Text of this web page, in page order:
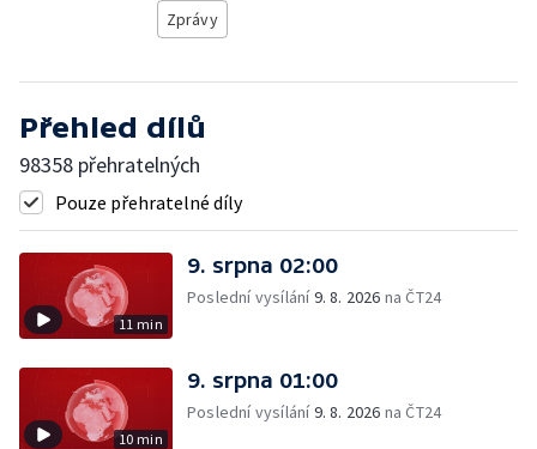
Zprávy
Přehled dílů
98358 přehratelných
Pouze přehratelné díly
11 min
9. srpna 02:00
Poslední vysílání9. 8. 2026 na ČT24
10 min
9. srpna 01:00
Poslední vysílání9. 8. 2026 na ČT24